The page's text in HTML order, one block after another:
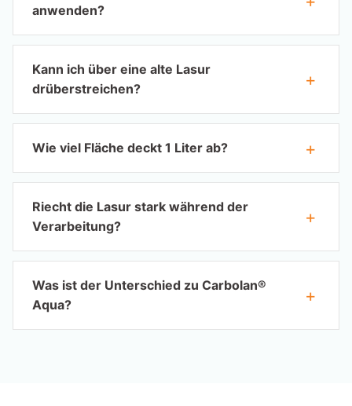
anwenden?
Kann ich über eine alte Lasur
drüberstreichen?
Wie viel Fläche deckt 1 Liter ab?
Riecht die Lasur stark während der
Verarbeitung?
Was ist der Unterschied zu Carbolan®
Aqua?